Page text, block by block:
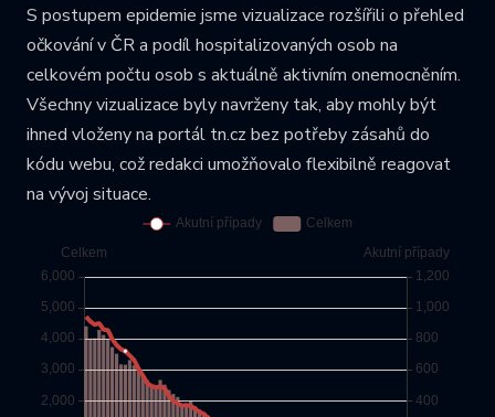
S postupem epidemie jsme vizualizace rozšířili o přehled
očkování v ČR a podíl hospitalizovaných osob na
celkovém počtu osob s aktuálně aktivním onemocněním.
Všechny vizualizace byly navrženy tak, aby mohly být
ihned vloženy na portál tn.cz bez potřeby zásahů do
kódu webu, což redakci umožňovalo flexibilně reagovat
na vývoj situace.